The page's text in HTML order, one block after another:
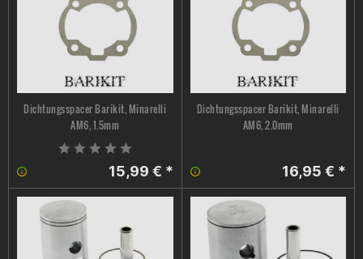
Dichtungsspacer Barikit, Minarelli
AM6, 1.5mm
15,99 € *
Dichtungsspacer Barikit, Minarelli
AM6, 2.0mm
16,95 € *